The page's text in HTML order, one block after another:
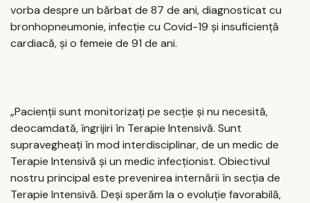
vorba despre un bărbat de 87 de ani, diagnosticat cu
bronhopneumonie, infecție cu Covid-19 și insuficiență
cardiacă, și o femeie de 91 de ani.
„Pacienții sunt monitorizați pe secție și nu necesită,
deocamdată, îngrijiri în Terapie Intensivă. Sunt
supravegheați în mod interdisciplinar, de un medic de
Terapie Intensivă și un medic infecționist. Obiectivul
nostru principal este prevenirea internării în secția de
Terapie Intensivă. Deși sperăm la o evoluție favorabilă,